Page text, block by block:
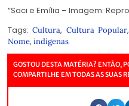
“Saci e Emília – Imagem:
Tags:Cultura, Cultura Popular,
Nome, indígenas
GOSTOU DESTA MATÉRIA? ENTÃO,
COMPARTILHE EM TODAS AS SUAS